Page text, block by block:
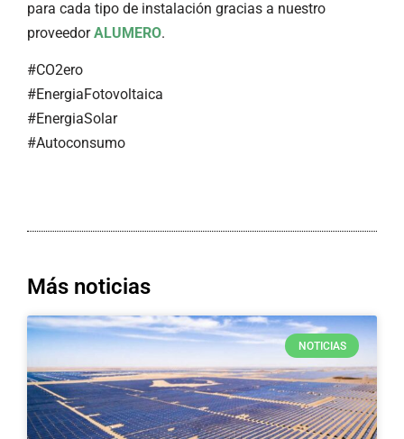
para cada tipo de instalación gracias a nuestro
proveedorALUMERO.
#CO2ero
#EnergiaFotovoltaica
#EnergiaSolar
#Autoconsumo
Más noticias
NOTICIAS